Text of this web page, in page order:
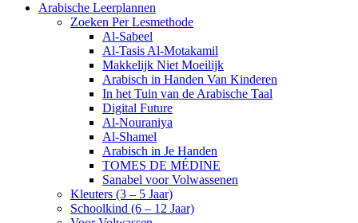
Arabische Leerplannen
Zoeken Per Lesmethode
Al-Sabeel
Al-Tasis Al-Motakamil
Makkelijk Niet Moeilijk
Arabisch in Handen Van Kinderen
In het Tuin van de Arabische Taal
Digital Future
Al-Nouraniya
Al-Shamel
Arabisch in Je Handen
TOMES DE MÉDINE
Sanabel voor Volwassenen
Kleuters (3 – 5 Jaar)
Schoolkind (6 – 12 Jaar)